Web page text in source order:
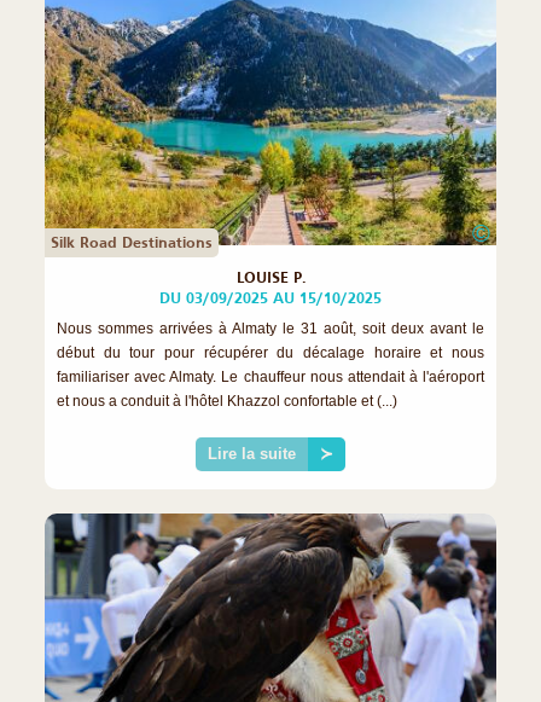
Silk Road Destinations ©
LOUISE P.
DU 03/09/2025 AU 15/10/2025
Nous sommes arrivées à Almaty le 31 août, soit deux avant le
début du tour pour récupérer du décalage horaire et nous
familiariser avec Almaty. Le chauffeur nous attendait à l'aéroport
et nous a conduit à l'hôtel Khazzol confortable et (...)
Lire la suite ≻